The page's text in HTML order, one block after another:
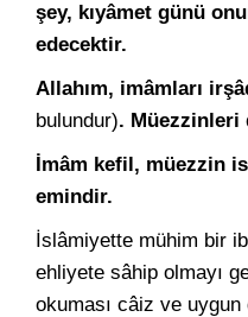
şey, kıyâmet günü
edecektir.
Allahım, imâmları
bulundur). Müezzinleri
İmâm kefil, müezzin
emindir.
İslâmiyette mühim bir
ehliyete sâhip olmayı
okuması câiz ve